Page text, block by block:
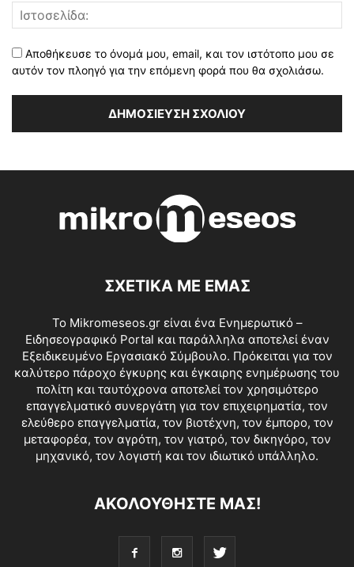
Αποθήκευσε το όνομά μου, email, και τον ιστότοπο μου σε
αυτόν τον πλοηγό για την επόμενη φορά που θα σχολιάσω.
ΣΧΕΤΙΚΑ ΜΕ ΕΜΑΣ
Το Mikromeseos.gr είναι ένα Ενημερωτικό –
Ειδησεογραφικό Portal και παράλληλα αποτελεί έναν
Εξειδικευμένο Εργασιακό Σύμβουλο. Πρόκειται για τον
καλύτερο πάροχο έγκυρης και έγκαιρης ενημέρωσης του
πολίτη και ταυτόχρονα αποτελεί τον χρησιμότερο
επαγγελματικό συνεργάτη για τον επιχειρηματία, τον
ελεύθερο επαγγελματία, τον βιοτέχνη, τον έμπορο, τον
μεταφορέα, τον αγρότη, τον γιατρό, τον δικηγόρο, τον
μηχανικό, τον λογιστή και τον ιδιωτικό υπάλληλο.
ΑΚΟΛΟΥΘΗΣΤΕ ΜΑΣ!